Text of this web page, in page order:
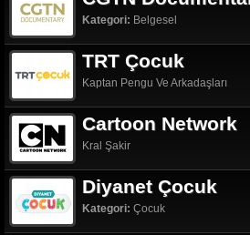
Kategori: Belgesel
TRT Çocuk
Kaptan Pengu Ve Arkadaşları
Cartoon Network
Kral Şakir
Diyanet Çocuk
Kategori: Çocuk